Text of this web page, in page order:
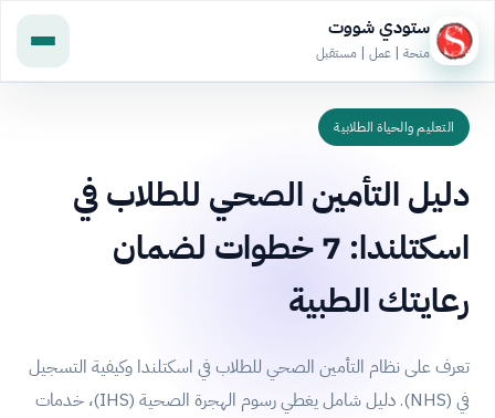
ستودي شووت
منحة | عمل | مستقبل
التعليم والحياة الطلابية
دليل التأمين الصحي للطلاب في
اسكتلندا: 7 خطوات لضمان
رعايتك الطبية
تعرف على نظام التأمين الصحي للطلاب في اسكتلندا وكيفية التسجيل
في (NHS). دليل شامل يغطي رسوم الهجرة الصحية (IHS)، خدمات